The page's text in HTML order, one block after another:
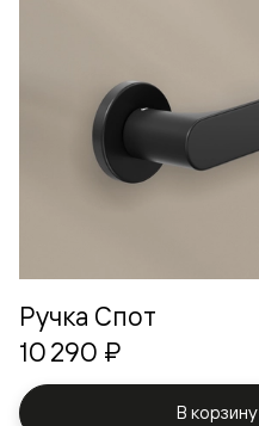
Ручка Спот
10 290 ₽
В корзину